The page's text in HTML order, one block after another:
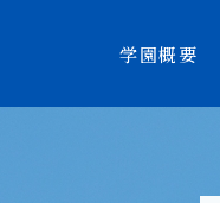
学園概要